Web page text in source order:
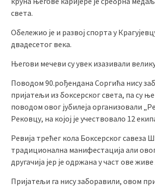
света.
Обележио је и развој спорта у
двадесетог века.
Његови мечеви су увек изазивали
Поводом 90.рођендана Соргића нису
пријатељи из боксерског света, па су
поводом овог јубилеја организовали
Рековцу, на којој је учествовало 12
Ревија трећег кола Боксерског савеза
традиционална манифестација али овог
другачија јер је одржана у част ове
Пријатељи га нису заборавили, овом